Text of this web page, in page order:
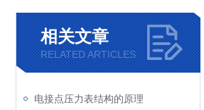
相关文章
RELATED ARTICLES
电接点压力表结构的原理